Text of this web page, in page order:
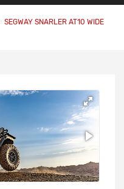
SEGWAY SNARLER AT10 WIDE